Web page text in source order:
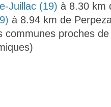
Juillac (19) à 8.30 km
à 8.94 km de
communes proches